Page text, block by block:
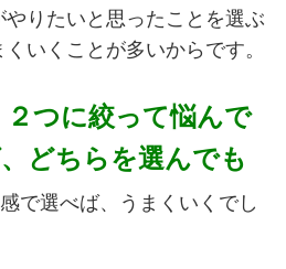
りたいと思ったことを選ぶ
いくことが多いからです。
２つに絞って悩んで
どちらを選んでも
で選べば、うまくいくでし